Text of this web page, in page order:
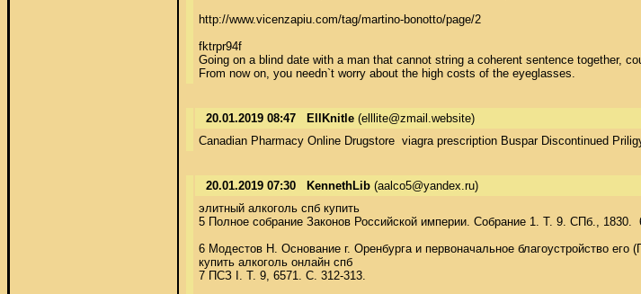
http://www.vicenzapiu.com/tag/martino-bonotto/page/2
fktrpr94f
Going on a blind date with a man that cannot string a coherent sentence together,
From now on, you needn`t worry about the high costs of the eyeglasses.
20.01.2019 08:47 EllKnitle (elllite@zmail.website)
Canadian Pharmacy Online Drugstore  viagra prescription Buspar Discontinued
20.01.2019 07:30 KennethLib (aalco5@yandex.ru)
элитный алкоголь спб купить
5 Полное собрание Законов Российской империи. Собрание 1. Т. 9. СПб.,
6 Модестов Н. Основание г. Оренбурга и первоначальное благоустройство
купить алкоголь онлайн спб
7 ПСЗ I. T. 9, 6571. С. 312-313.